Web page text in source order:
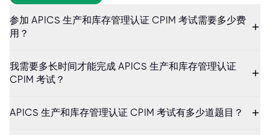
参加 APICS 生产和库存管理认证 CPIM 考试需要多少费
用？
我需要多长时间才能完成 APICS 生产和库存管理认证
CPIM 考试？
APICS 生产和库存管理认证 CPIM 考试有多少道题目？